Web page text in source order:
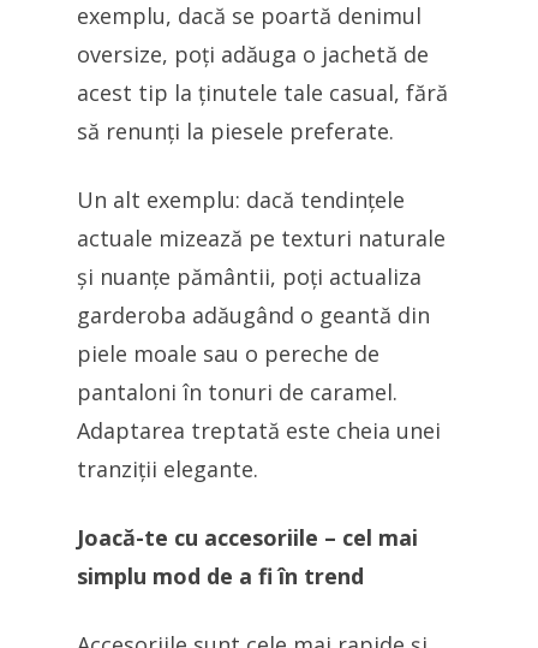
exemplu, dacă se poartă denimul
oversize, poți adăuga o jachetă de
acest tip la ținutele tale casual, fără
să renunți la piesele preferate.
Un alt exemplu: dacă tendințele
actuale mizează pe texturi naturale
și nuanțe pământii, poți actualiza
garderoba adăugând o geantă din
piele moale sau o pereche de
pantaloni în tonuri de caramel.
Adaptarea treptată este cheia unei
tranziții elegante.
Joacă-te cu accesoriile – cel mai
simplu mod de a fi în trend